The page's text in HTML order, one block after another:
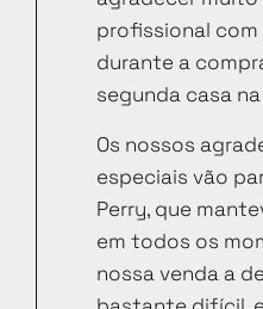
profissional com
durante a
segunda casa
Os nossos
especiais vão
Perry, que
em todos os
nossa venda a